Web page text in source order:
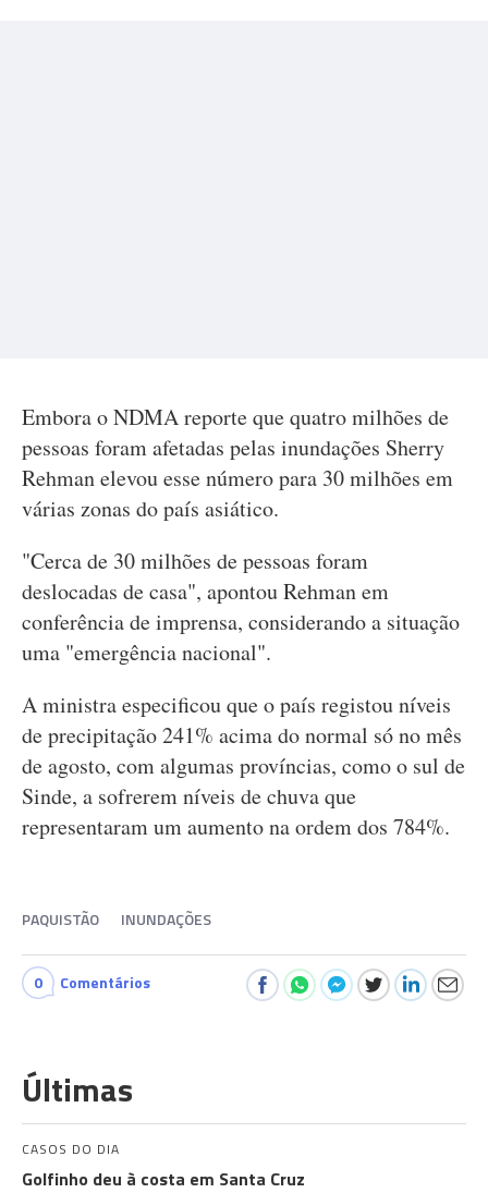
Embora o NDMA reporte que quatro milhões de
pessoas foram afetadas pelas inundações Sherry
Rehman elevou esse número para 30 milhões em
várias zonas do país asiático.
"Cerca de 30 milhões de pessoas foram
deslocadas de casa", apontou Rehman em
conferência de imprensa, considerando a situação
uma "emergência nacional".
A ministra especificou que o país registou níveis
de precipitação 241% acima do normal só no mês
de agosto, com algumas províncias, como o sul de
Sinde, a sofrerem níveis de chuva que
representaram um aumento na ordem dos 784%.
PAQUISTÃO INUNDAÇÕES
0 Comentários
Últimas
CASOS DO DIA
Golfinho deu à costa em Santa Cruz